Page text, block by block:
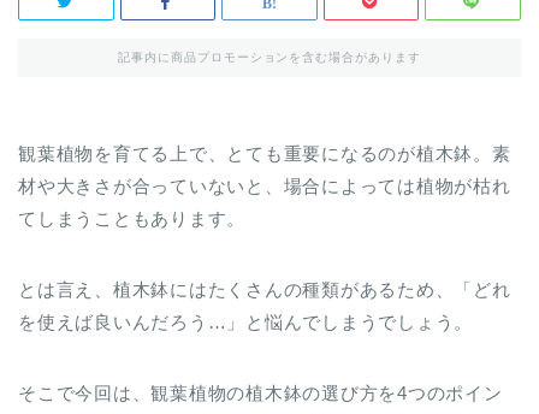
記事内に商品プロモーションを含む場合があります
観葉植物を育てる上で、とても重要になるのが植木鉢。素
材や大きさが合っていないと、場合によっては植物が枯れ
てしまうこともあります。
とは言え、植木鉢にはたくさんの種類があるため、「どれ
を使えば良いんだろう…」と悩んでしまうでしょう。
そこで今回は、観葉植物の植木鉢の選び方を4つのポイン